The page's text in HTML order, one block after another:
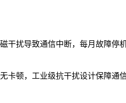
扰导致通信中断，每月故障停
顿，工业级抗干扰设计保障通